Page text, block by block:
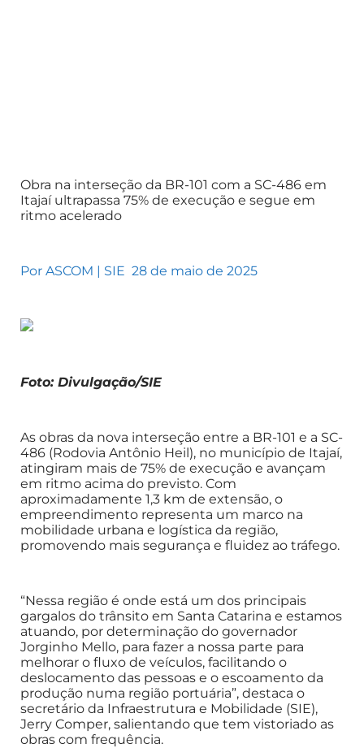
Obra na interseção da BR-101 com a SC-486 em
Itajaí ultrapassa 75% de execução e segue em
ritmo acelerado
Por ASCOM | SIE 28 de maio de 2025
Foto: Divulgação/SIE
As obras da nova interseção entre a BR-101 e a SC-
486 (Rodovia Antônio Heil), no município de Itajaí,
atingiram mais de 75% de execução e avançam
em ritmo acima do previsto. Com
aproximadamente 1,3 km de extensão, o
empreendimento representa um marco na
mobilidade urbana e logística da região,
promovendo mais segurança e fluidez ao tráfego.
“Nessa região é onde está um dos principais
gargalos do trânsito em Santa Catarina e estamos
atuando, por determinação do governador
Jorginho Mello, para fazer a nossa parte para
melhorar o fluxo de veículos, facilitando o
deslocamento das pessoas e o escoamento da
produção numa região portuária”, destaca o
secretário da Infraestrutura e Mobilidade (SIE),
Jerry Comper, salientando que tem vistoriado as
obras com frequência.